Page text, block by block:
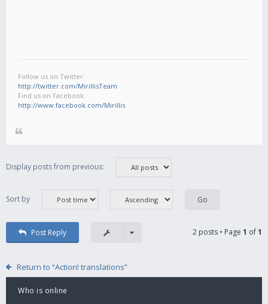
Follow us on Twitter:
http://twitter.com/MirillisTeam
Find us on Facebook:
http://www.facebook.com/Mirillis
Display posts from previous:
Sort by
Post Reply 2 posts • Page 1 of1
Return to “Action! translations”
Who is online